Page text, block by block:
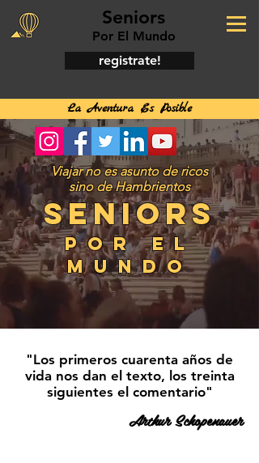
Seniors
Por El Mundo
registrate!
La Aventura Es Posible
Viajar no es asunto de ricos
sino de Hambrientos
SENIORS
POR EL
MUNDO
"Los primeros cuarenta años de
vida nos dan el texto, los treinta
siguientes el comentario"
Arthur Schopenauer